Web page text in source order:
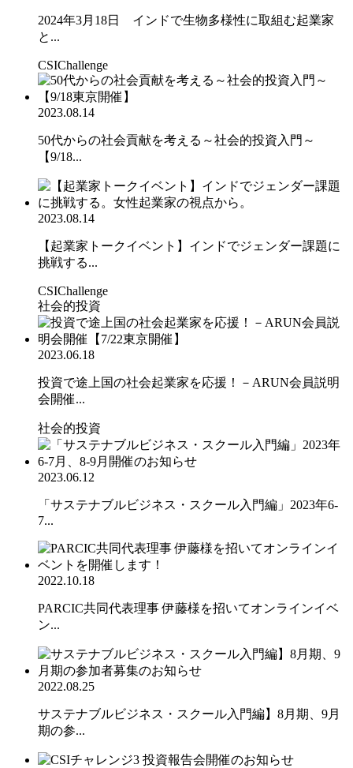
2024年3月18日 インドで生物多様性に取組む起業家
と...
CSIChallenge
2023.08.14
50代からの社会貢献を考える～社会的投資入門～
【9/18...
2023.08.14
【起業家トークイベント】インドでジェンダー課題に
挑戦する...
CSIChallenge
社会的投資
2023.06.18
投資で途上国の社会起業家を応援！－ARUN会員説明
会開催...
社会的投資
2023.06.12
「サステナブルビジネス・スクール入門編」2023年6-
7...
2022.10.18
PARCIC共同代表理事 伊藤様を招いてオンラインイベ
ン...
2022.08.25
サステナブルビジネス・スクール入門編】8月期、9月
期の参...